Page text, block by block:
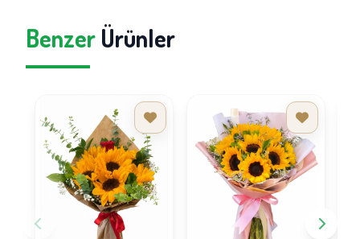
Benzer Ürünler